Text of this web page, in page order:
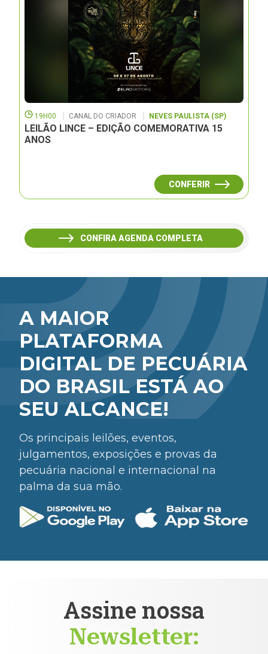
19H00 CANAL DO CRIADOR NEVES PAULISTA (SP)
LEILÃO LINCE – EDIÇÃO COMEMORATIVA 15
ANOS
CONFERIR
CONFIRA AGENDA COMPLETA
A MAIOR
PLATAFORMA
DIGITAL DE PECUÁRIA
DO BRASIL ESTÁ AO
SEU ALCANCE!
Os principais leilões, eventos,
julgamentos, exposições e provas da
pecuária nacional e internacional na
palma da sua mão.
Assine nossa
Newsletter: